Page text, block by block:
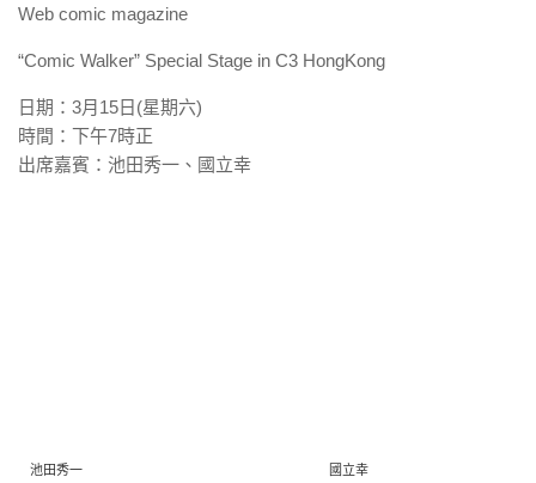
Web comic magazine
“Comic Walker” Special Stage in C3 HongKong
日期：3月15日(星期六)
時間：下午7時正
出席嘉賓：池田秀一、國立幸
池田秀一 國立幸